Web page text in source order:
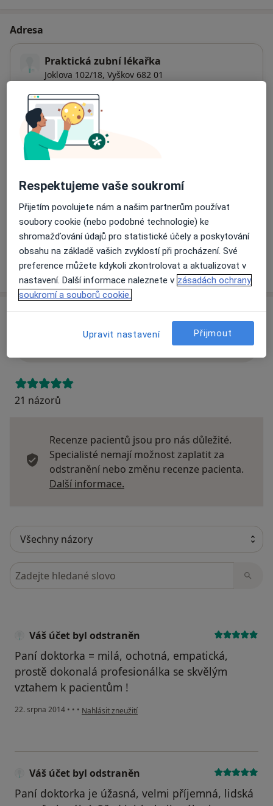
Adresa
Praktická zubní lékařka
Joklova 102/18, Vyškov 682 01
Dostupnost
Na této adrese online kalendář není aktivní
Způsoby platby (soukromé návštěvy)
Na teto adrese lékař přijímá pacienty na pojišťovnu
Detaily
Víceo adrese
Přidejte svůj názor
21 názorů
Recenze pacientů jsou pro nás důležité.
Specialisté nemají možnost zaplatit za
odstranění nebo změnu recenze pacienta.
Další informace.
Hledejte v názorech
Váš účet byl odstraněn
Paní doktorka = milá, ochotná, empatická,
prostě dokonalá profesionálka se skvělým
vztahem k pacientům !
22. srpna 2014 • • • podle názoru uživatele Váš účet byl odstraněn
Nahlásit zneužití
Váš účet byl odstraněn
Paní doktorka je úžasná, velmi příjemná, lidská
Respektujeme vaše soukromí
Přijetím povolujete nám a našim partnerům používat
soubory cookie (nebo podobné technologie) ke
shromažďování údajů pro statistické účely a poskytování
obsahu na základě vašich zvyklostí při procházení. Své
preference můžete kdykoli zkontrolovat a aktualizovat v
nastavení. Další informace naleznete v zásadách ochrany
soukromí a souborů cookie.
Upravit nastavení Přijmout